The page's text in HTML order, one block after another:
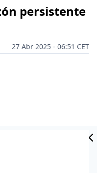
persistente
27 Abr 2025 - 06:51 CET